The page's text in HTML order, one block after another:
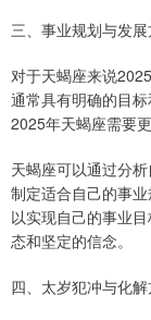
三、事业规划与发展
对于天蝎座来说
通常具有明确的目
2025年天蝎座需要
天蝎座可以通过分
制定适合自己的事
以实现自己的事业
态和坚定的信念。
四、太岁犯冲与化